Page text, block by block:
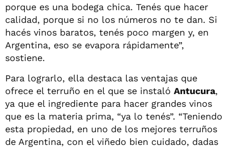
porque es una bodega chica. Tenés que hacer
calidad, porque si no los números no te dan. Si
hacés vinos baratos, tenés poco margen y, en
Argentina, eso se evapora rápidamente”,
sostiene.
Para lograrlo, ella destaca las ventajas que
ofrece el terruño en el que se instaló Antucura,
ya que el ingrediente para hacer grandes vinos
que es la materia prima, “ya lo tenés”. “Teniendo
esta propiedad, en uno de los mejores terruños
de Argentina, con el viñedo bien cuidado, dadas